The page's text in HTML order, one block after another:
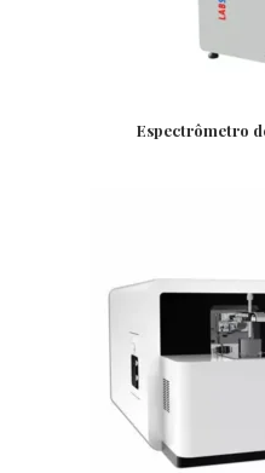
Espectrômetro